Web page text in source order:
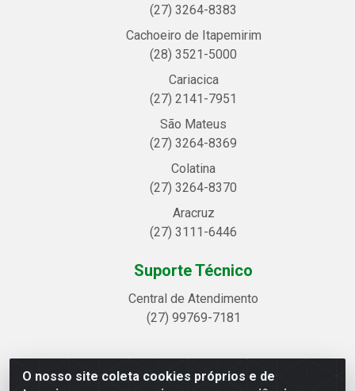
O nosso site coleta cookies próprios e de
(27) 3264-8383
Cachoeiro de Itapemirim
(28) 3521-5000
Cariacica
(27) 2141-7951
São Mateus
(27) 3264-8369
Colatina
(27) 3264-8370
Aracruz
(27) 3111-6446
Suporte Técnico
Central de Atendimento
(27) 99769-7181
Linhavix Distribuidora LTDA - Avenida Alegre, 2521 -